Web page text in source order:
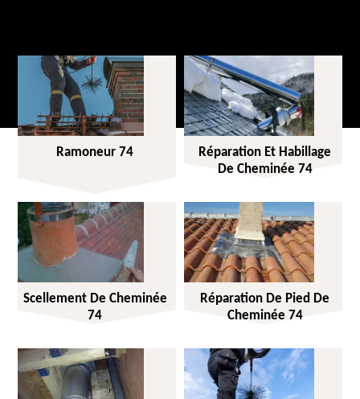
Ramoneur 74
Réparation Et Habillage
De Cheminée 74
Scellement De Cheminée
74
Réparation De Pied De
Cheminée 74